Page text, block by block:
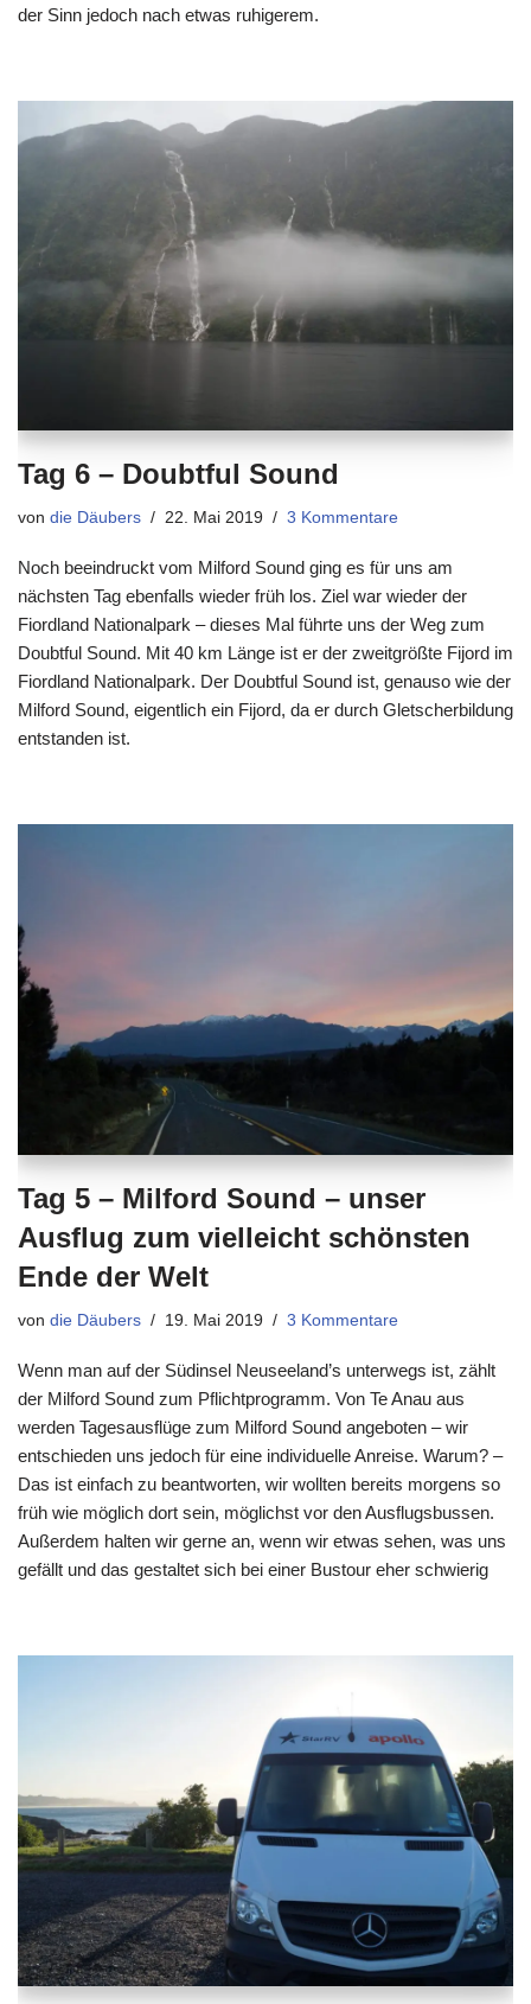
der Sinn jedoch nach etwas ruhigerem.
Tag 6 – Doubtful Sound
von die Däubers 22. Mai 2019 3 Kommentare
Noch beeindruckt vom Milford Sound ging es für uns am
nächsten Tag ebenfalls wieder früh los. Ziel war wieder der
Fiordland Nationalpark – dieses Mal führte uns der Weg zum
Doubtful Sound. Mit 40 km Länge ist er der zweitgrößte Fijord im
Fiordland Nationalpark. Der Doubtful Sound ist, genauso wie der
Milford Sound, eigentlich ein Fijord, da er durch Gletscherbildung
entstanden ist.
Tag 5 – Milford Sound – unser
Ausflug zum vielleicht schönsten
Ende der Welt
von die Däubers 19. Mai 2019 3 Kommentare
Wenn man auf der Südinsel Neuseeland’s unterwegs ist, zählt
der Milford Sound zum Pflichtprogramm. Von Te Anau aus
werden Tagesausflüge zum Milford Sound angeboten – wir
entschieden uns jedoch für eine individuelle Anreise. Warum? –
Das ist einfach zu beantworten, wir wollten bereits morgens so
früh wie möglich dort sein, möglichst vor den Ausflugsbussen.
Außerdem halten wir gerne an, wenn wir etwas sehen, was uns
gefällt und das gestaltet sich bei einer Bustour eher schwierig